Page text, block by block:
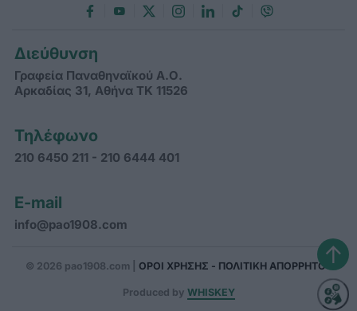
Διεύθυνση
Γραφεία Παναθηναϊκού Α.Ο.
Αρκαδίας 31, Αθήνα ΤΚ 11526
Τηλέφωνο
210 6450 211 - 210 6444 401
E-mail
info@pao1908.com
© 2026 pao1908.com | ΟΡΟΙ ΧΡΗΣΗΣ - ΠΟΛΙΤΙΚΗ ΑΠΟΡΡΗΤΟΥ
Produced by WHISKEY
↑